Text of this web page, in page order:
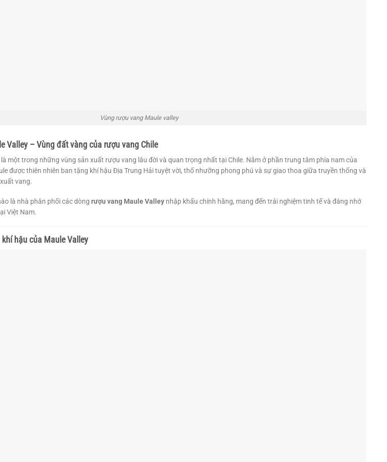
Vùng rượu vang Maule valley
Valley – Vùng đất vàng của rượu vang Chile
một trong những vùng sản xuất rượu vang lâu đời và quan trọng nhất tại Chile. Nằm ở phần trung tâm phía nam của
được thiên nhiên ban tặng khí hậu Địa Trung Hải tuyệt vời, thổ nhưỡng phong phú và sự giao thoa giữa truyền thống và
vang.
là nhà phân phối các dòng rượu vang Maule Valley nhập khẩu chính hãng, mang đến trải nghiệm tinh tế và đáng nhớ
Việt Nam.
hậu của Maule Valley